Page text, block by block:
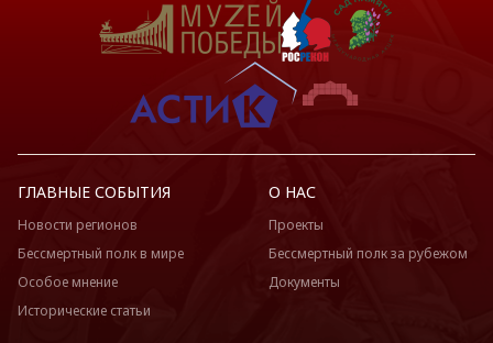
ГЛАВНЫЕ СОБЫТИЯ
Новости регионов
Бессмертный полк в мире
Особое мнение
Исторические статьи
О НАС
Проекты
Бессмертный полк за рубежом
Документы